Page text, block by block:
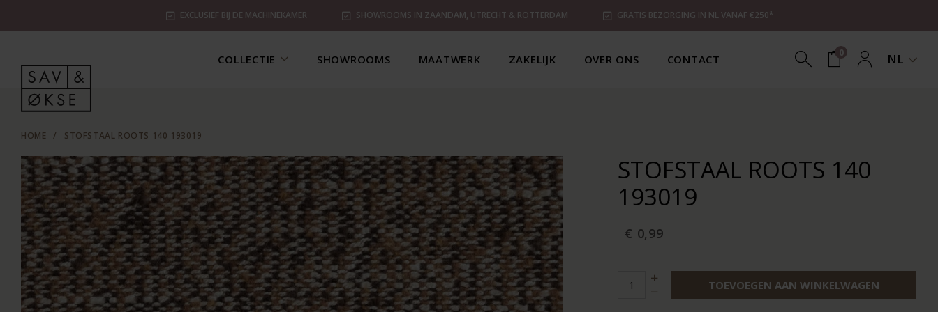
EXCLUSIEF BIJ DE MACHINEKAMER SHOWROOMS IN ZAANDAM, UTRECHT & ROTTERDAM GRATIS BEZORGING IN NL VANAF €250*
COLLECTIE SHOWROOMS MAATWERK ZAKELIJK OVER ONS CONTACT 0 NL
HOME / STOFSTAAL ROOTS 140 193019
STOFSTAAL ROOTS 140
193019
€ 0,99
TOEVOEGEN AAN WINKELWAGEN